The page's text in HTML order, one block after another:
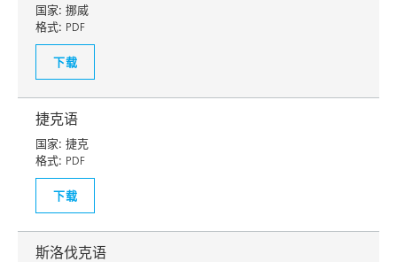
国家: 挪威
格式: PDF
下载
捷克语
国家: 捷克
格式: PDF
下载
斯洛伐克语